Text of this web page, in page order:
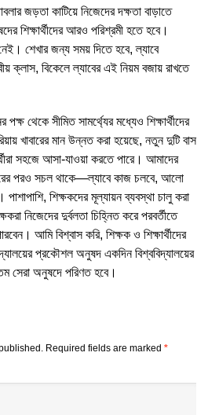
জড়তা কাটিয়ে নিজেদের দক্ষতা বাড়াতে
শিক্ষার্থীদের আরও পরিশ্রমী হতে হবে।
শেখার জন্য সময় দিতে হবে, ল্যাবে
ক্লাস, বিকেলে ল্যাবের এই নিয়ম বজায় রাখতে
থেকে সীমিত সামর্থ্যের মধ্যেও শিক্ষার্থীদের
খাবারের মান উন্নত করা হয়েছে, নতুন দুটি বাস
সহজে আসা-যাওয়া করতে পারে। আমাদের
পরও সচল থাকে—ল্যাবে কাজ চলবে, আলো
শিক্ষকদের মূল্যায়ন ব্যবস্থা চালু করা
নিজেদের দুর্বলতা চিহ্নিত করে পরবর্তীতে
আমি বিশ্বাস করি, শিক্ষক ও শিক্ষার্থীদের
প্রকৌশল অনুষদ একদিন বিশ্ববিদ্যালয়ের
সেরা অনুষদে পরিণত হবে।
Required fields are marked *